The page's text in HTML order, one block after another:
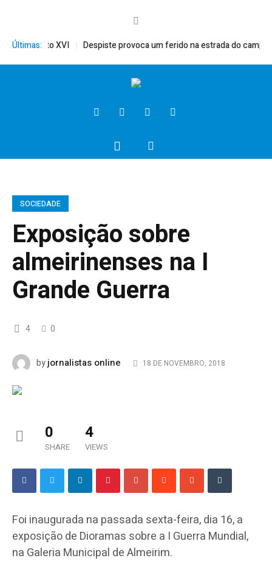
Últimas:
Bento XVI Despiste provoca um ferido na estrada do campo
SOCIEDADE
Exposição sobre
almeirinenses na I
Grande Guerra
4 0
byjornalistas online 18 DE NOVEMBRO, 2018
0
SHARE
4
VIEWS
Foi inaugurada na passada sexta-feira, dia 16, a
exposição de Dioramas sobre a I Guerra Mundial,
na Galeria Municipal de Almeirim.